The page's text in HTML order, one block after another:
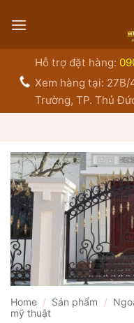
qua
Hỗ trợ đặt hàng:
Xem hàng tại: 27B/
Trường, TP. Thủ
Home / Sản phẩm /
mỹ thuật